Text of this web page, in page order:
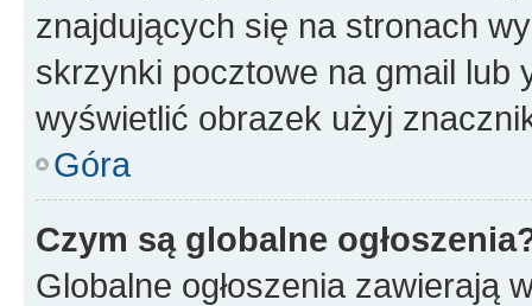
znajdujących się na stronach
skrzynki pocztowe na gmail lub
wyświetlić obrazek użyj
Góra
Czym są globalne
Globalne ogłoszenia zawierają